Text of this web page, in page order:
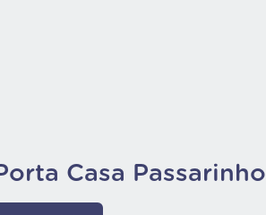
Casa Passarinho